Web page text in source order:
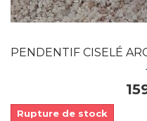
PENDENTIF CISELÉ
Rupture de stock